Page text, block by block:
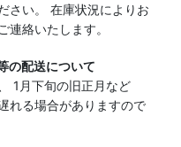
さい。 在庫状況によりお
連絡いたします。
の配送について
1月下旬の旧正月など
れる場合がありますので